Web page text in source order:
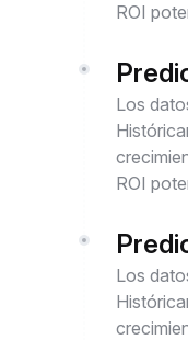
ROI
Los
ROI
Los